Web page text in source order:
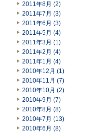
2011年8月 (2)
2011年7月 (3)
2011年6月 (3)
2011年5月 (4)
2011年3月 (1)
2011年2月 (4)
2011年1月 (4)
2010年12月 (1)
2010年11月 (7)
2010年10月 (2)
2010年9月 (7)
2010年8月 (8)
2010年7月 (13)
2010年6月 (8)